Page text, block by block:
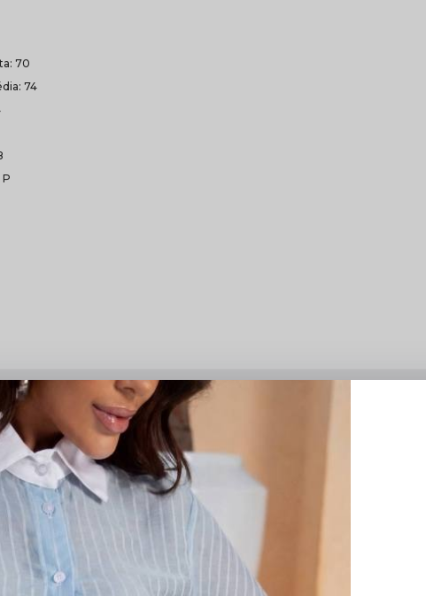
70
74
e refinada. A blusa possui acabamento em viés e detalhes em ilhós que destacam
por zíper e botão. Uma proposta Rosa Fina que combina estrutura e